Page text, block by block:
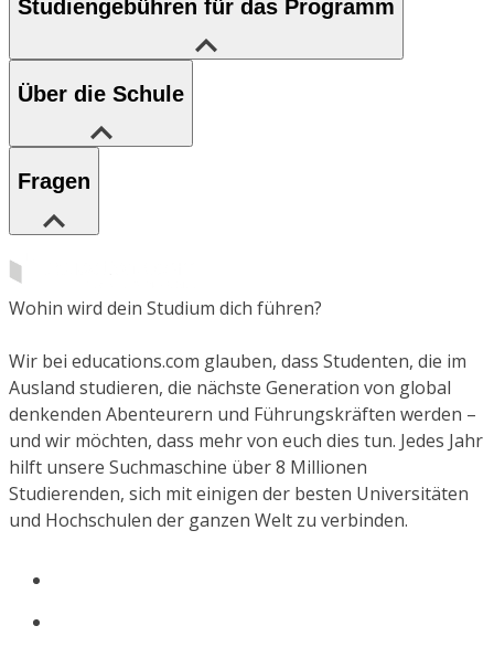
Studiengebühren für das Programm
Über die Schule
Fragen
Wohin wird dein Studium dich führen?
Wir bei educations.com glauben, dass Studenten, die im
Ausland studieren, die nächste Generation von global
denkenden Abenteurern und Führungskräften werden –
und wir möchten, dass mehr von euch dies tun. Jedes Jahr
hilft unsere Suchmaschine über 8 Millionen
Studierenden, sich mit einigen der besten Universitäten
und Hochschulen der ganzen Welt zu verbinden.